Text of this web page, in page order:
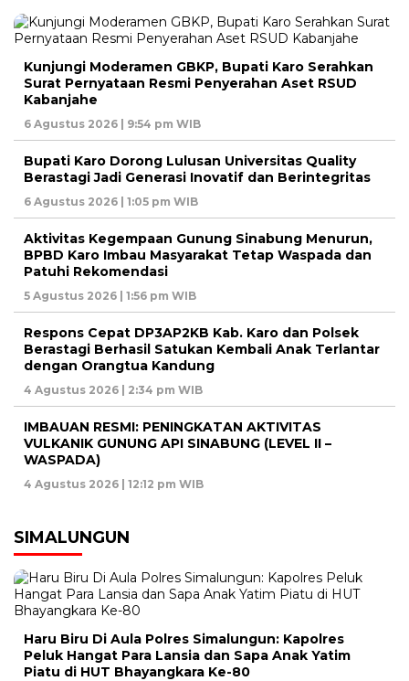
Kunjungi Moderamen GBKP, Bupati Karo Serahkan
Surat Pernyataan Resmi Penyerahan Aset RSUD
Kabanjahe
6 Agustus 2026 | 9:54 pm WIB
Bupati Karo Dorong Lulusan Universitas Quality
Berastagi Jadi Generasi Inovatif dan Berintegritas
6 Agustus 2026 | 1:05 pm WIB
Aktivitas Kegempaan Gunung Sinabung Menurun,
BPBD Karo Imbau Masyarakat Tetap Waspada dan
Patuhi Rekomendasi
5 Agustus 2026 | 1:56 pm WIB
Respons Cepat DP3AP2KB Kab. Karo dan Polsek
Berastagi Berhasil Satukan Kembali Anak Terlantar
dengan Orangtua Kandung
4 Agustus 2026 | 2:34 pm WIB
IMBAUAN RESMI: PENINGKATAN AKTIVITAS
VULKANIK GUNUNG API SINABUNG (LEVEL II –
WASPADA)
4 Agustus 2026 | 12:12 pm WIB
SIMALUNGUN
Haru Biru Di Aula Polres Simalungun: Kapolres
Peluk Hangat Para Lansia dan Sapa Anak Yatim
Piatu di HUT Bhayangkara Ke-80